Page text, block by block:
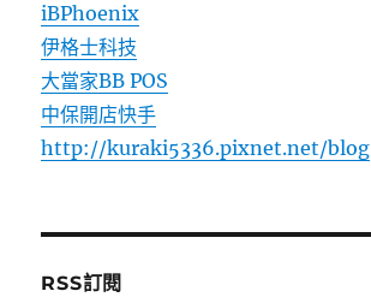
iBPhoenix
伊格士科技
大當家BB POS
中保開店快手
http://kuraki5336.pixnet.net/blog
RSS訂閱